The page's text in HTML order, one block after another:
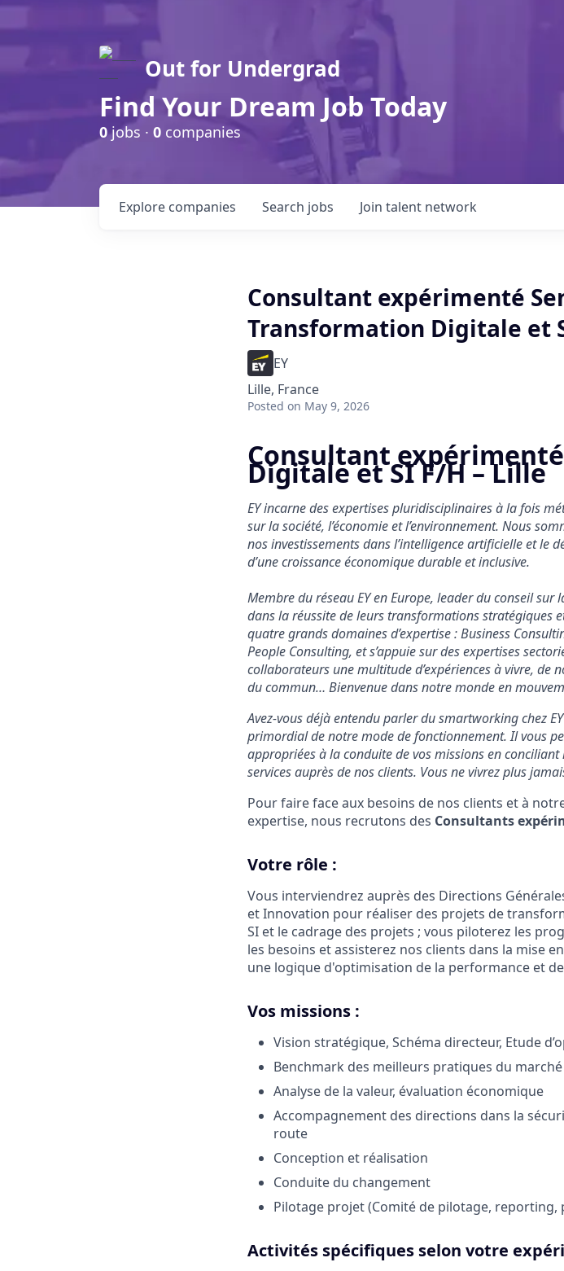
Out for Undergrad
Find Your Dream Job Today
0jobs · 0 companies
Search jobs
Explore companies Join talent network
Consultant expérimenté
Transformation Digitale et
EY
Lille, France
Posted on May 9, 2026
Consultant
Digitale et SI F/H – Lille
EY incarne des expertises pluridisciplinaires à la fois
sur la société, l’économie et l’environnement. Nous
nos investissements dans l’intelligence artificielle et le
d’une croissance économique durable et inclusive.
Membre du réseau EY en Europe, leader du conseil
dans la réussite de leurs transformations stratégiques
quatre grands domaines d’expertise : Business
People Consulting, et s’appuie sur des expertises
collaborateurs une multitude d’expériences à vivre, de
du commun… Bienvenue dans notre monde en
Avez-vous déjà entendu parler du smartworking chez
primordial de notre mode de fonctionnement. Il vous
appropriées à la conduite de vos missions en
services auprès de nos clients. Vous ne vivrez plus
Pour faire face aux besoins de nos clients et à
expertise, nous recrutons des Consultants
Votre rôle :
Vous interviendrez auprès des Directions
et Innovation pour réaliser des projets de
SI et le cadrage des projets ; vous piloterez les
les besoins et assisterez nos clients dans la mise
une logique d'optimisation de la performance et
Vos missions :
Vision stratégique, Schéma directeur, Etude
Benchmark des meilleurs pratiques du
Analyse de la valeur, évaluation économique
Accompagnement des directions dans la
route
Conception et réalisation
Conduite du changement
Pilotage projet (Comité de pilotage, reporting,
Activités spécifiques selon votre